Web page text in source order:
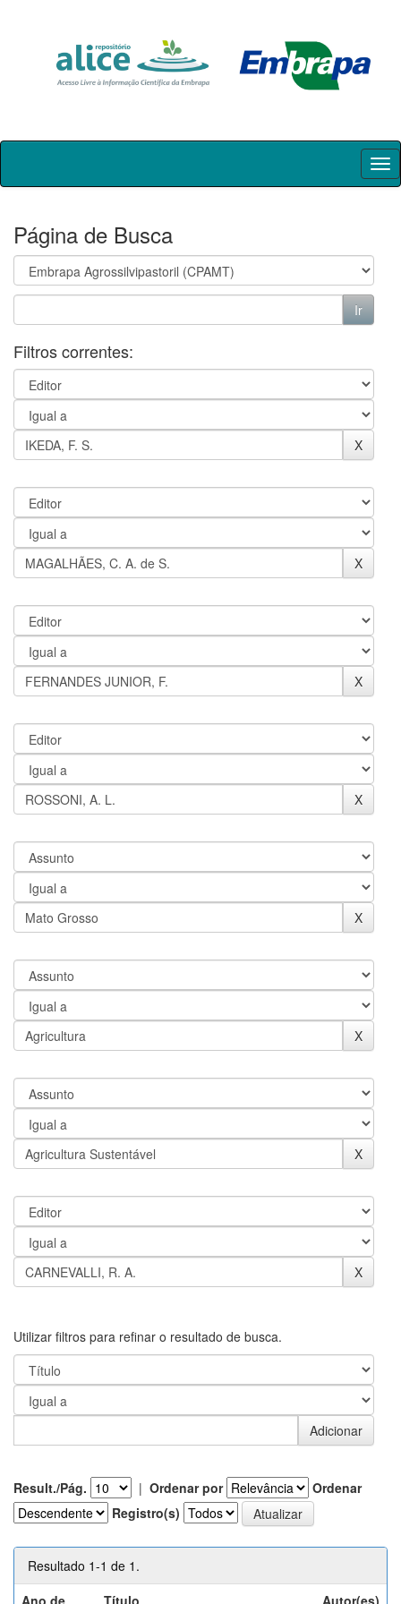
Skip
Página de Busca
Filtros correntes:
Utilizar filtros para refinar o resultado de busca.
Result./Pág. | Ordenar por
Ordenar
Registro(s)
Resultado 1-1 de 1.
Ano de
Título Autor(es)